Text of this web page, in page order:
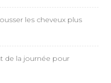
les cheveux plus
de la journée pour